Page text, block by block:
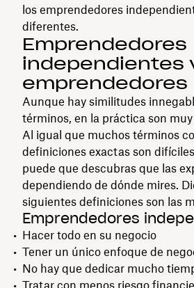
los emprendedores
diferentes.
Emprendedores
independientes
emprendedores
Aunque hay similitudes
términos, en la práctica son
Al igual que muchos términos
definiciones exactas son
puede que descubras que las
dependiendo de dónde mires.
siguientes definiciones son las
Emprendedores
Hacer todo en su negocio
Tener un único enfoque de
No hay que dedicar mucho
Tratar con menos riesgo